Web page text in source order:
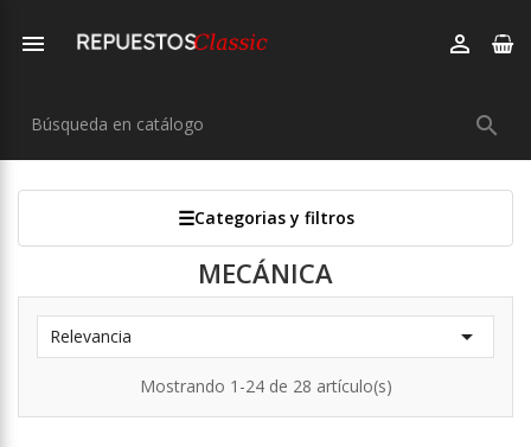
 

Categorias y filtros
MECÁNICA
Relevancia 
Mostrando 1-24 de 28 artículo(s)